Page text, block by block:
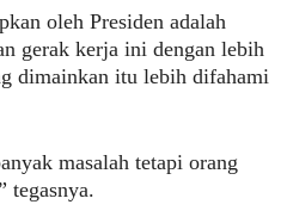
oleh Presiden adalah
gerak kerja ini dengan lebih
dimainkan itu lebih difahami
masalah tetapi orang
tegasnya.